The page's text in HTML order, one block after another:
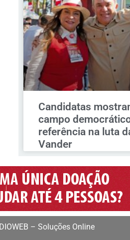
Candidatas
campo
referência na luta
Vander
– Soluções Online